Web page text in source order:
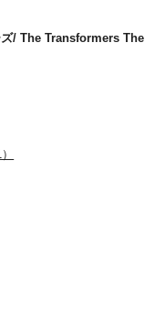
ズ/ The Transformers The